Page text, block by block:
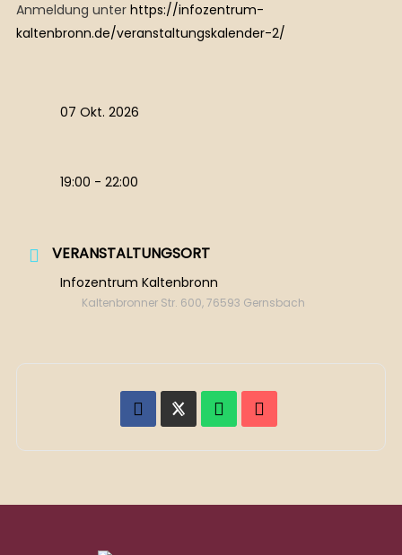
Anmeldung unter https://infozentrum-
kaltenbronn.de/veranstaltungskalender-2/
07 Okt. 2026
19:00 - 22:00
VERANSTALTUNGSORT
Infozentrum Kaltenbronn
Kaltenbronner Str. 600, 76593 Gernsbach